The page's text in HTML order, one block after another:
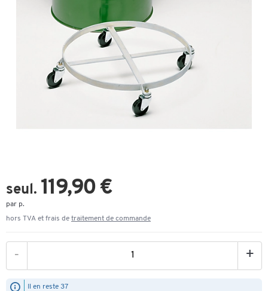
seul. 119,90 €
par p.
hors TVA et frais de traitement de commande
- +
Il en reste 37